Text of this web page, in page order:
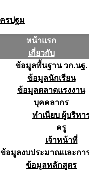
หน้าแรก
เกี่ยวกับ
ข้อมูลพื้นฐาน วก.นฐ.
ข้อมูลนักเรียน
ข้อมูลตลาดแรงงาน
บุคคลากร
ทำเนียบ ผู้บริหา
ครู
เจ้าหน้าที่
ข้อมูลงบประมาณเเละกา
ข้อมูลหลักสูตร